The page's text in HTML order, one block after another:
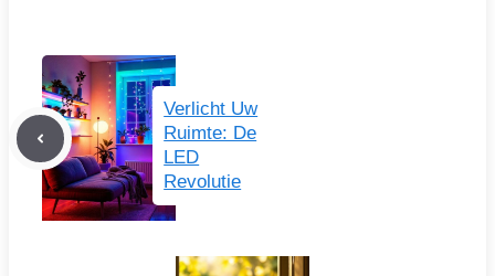
Verlicht Uw
Ruimte: De
LED
Revolutie